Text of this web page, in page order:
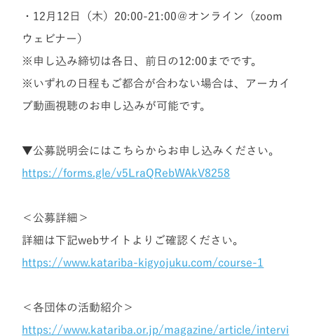
・12月12日（木）20:00-21:00＠オンライン（zoom
ウェビナー）
※申し込み締切は各日、前日の12:00までです。
※いずれの日程もご都合が合わない場合は、アーカイ
ブ動画視聴のお申し込みが可能です。
▼公募説明会にはこちらからお申し込みください。
https://forms.gle/v5LraQRebWAkV8258
＜公募詳細＞
詳細は下記webサイトよりご確認ください。
https://www.katariba-kigyojuku.com/course-1
＜各団体の活動紹介＞
https://www.katariba.or.jp/magazine/article/intervi